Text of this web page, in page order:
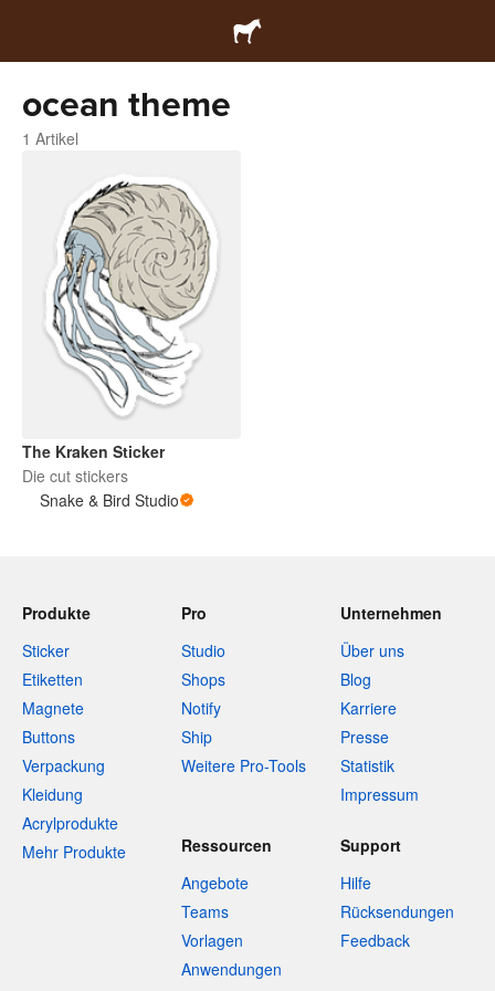
ocean theme
1 Artikel
The Kraken Sticker
Die cut stickers
Snake & Bird Studio
Produkte
Sticker
Etiketten
Magnete
Buttons
Verpackung
Kleidung
Acrylprodukte
Mehr Produkte
Pro
Studio
Shops
Notify
Ship
Weitere Pro-Tools
Unternehmen
Über uns
Blog
Karriere
Presse
Statistik
Impressum
Ressourcen
Angebote
Teams
Vorlagen
Anwendungen
Support
Hilfe
Rücksendungen
Feedback